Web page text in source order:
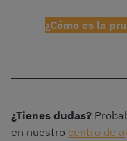
¿Cómo es la
¿Tienes dudas?
en nuestro centro de